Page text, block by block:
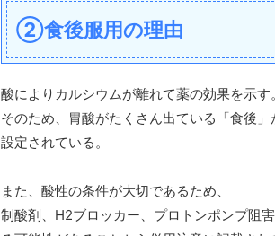
②食後服用の理由
酸によりカルシウムが離れて薬の効果を示す。
そのため、胃酸がたくさん出ている「食後
設定されている。
また、酸性の条件が大切であるため、
制酸剤、H2ブロッカー、プロトンポンプ阻